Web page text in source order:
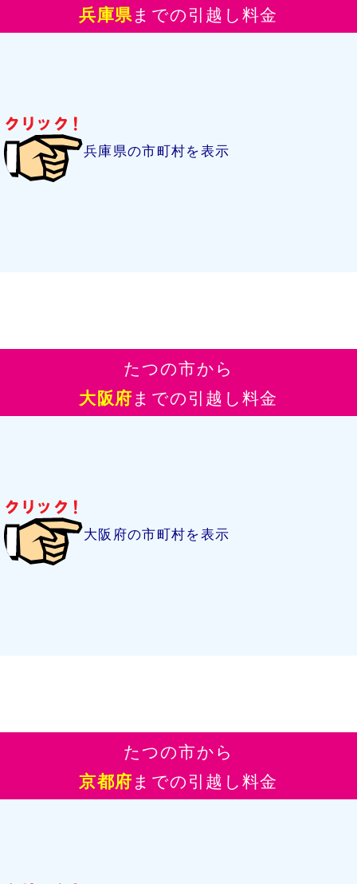
兵庫県までの引越し料金
兵庫県の市町村を表示
たつの市から
大阪府までの引越し料金
大阪府の市町村を表示
たつの市から
京都府までの引越し料金